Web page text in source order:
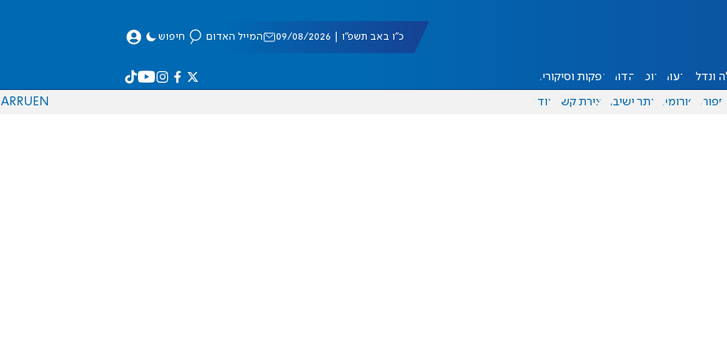
כ"ו באב תשפ"ו | 09/08/2026 המייל האדום חיפוש
ונדל"ן דעות אוכל יהדות הפקות וסיקורים
ספורט פורומים אתר ישיבה יצירת קשר עוד EN
RU
AR